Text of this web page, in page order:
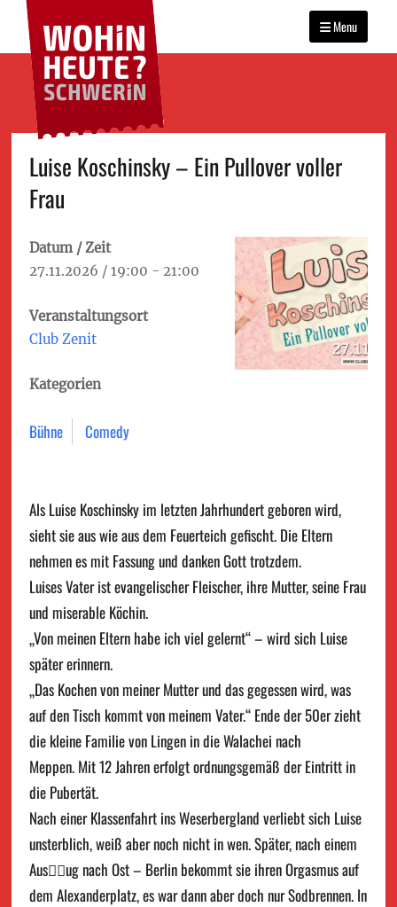
content
WOHIN HEUTE?
SCHWERIN
Das Veranstaltungsportal
für Schwerin
Primary
menu
Menu
Luise Koschinsky – Ein Pullover voller
Frau
Datum / Zeit
27.11.2026 / 19:00 - 21:00
Veranstaltungsort
Club Zenit
Kategorien
Bühne Comedy
Als Luise Koschinsky im letzten Jahrhundert geboren wird,
sieht sie aus wie aus dem Feuerteich gefischt. Die Eltern
nehmen es mit Fassung und danken Gott trotzdem.
Luises Vater ist evangelischer Fleischer, ihre Mutter, seine Frau
und miserable Köchin.
„Von meinen Eltern habe ich viel gelernt“ – wird sich Luise
später erinnern.
„Das Kochen von meiner Mutter und das gegessen wird, was
auf den Tisch kommt von meinem Vater.“ Ende der 50er zieht
die kleine Familie von Lingen in die Walachei nach
Meppen. Mit 12 Jahren erfolgt ordnungsgemäß der Eintritt in
die Pubertät.
Nach einer Klassenfahrt ins Weserbergland verliebt sich Luise
unsterblich, weiß aber noch nicht in wen. Später, nach einem
Aus􀃸􀃸ug nach Ost – Berlin bekommt sie ihren Orgasmus auf
dem Alexanderplatz, es war dann aber doch nur Sodbrennen. In